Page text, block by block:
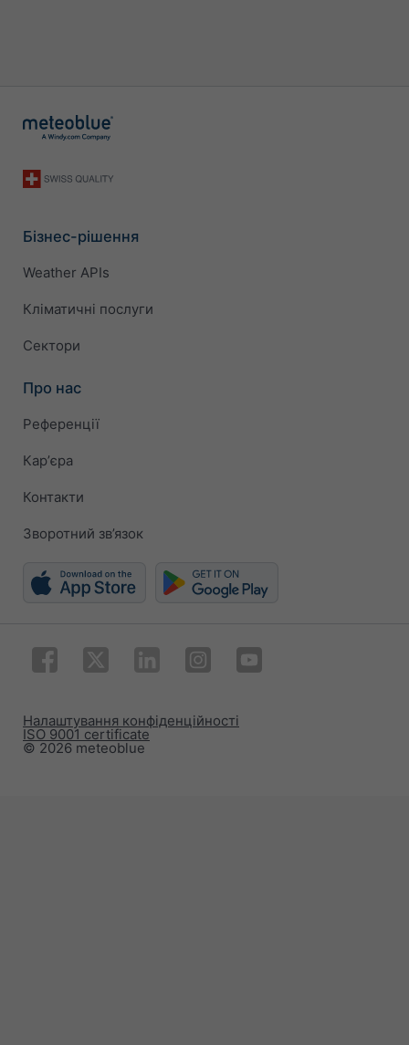
Бізнес-рішення
Weather APIs
Кліматичні послуги
Сектори
Про нас
Референції
Карʼєра
Контакти
Зворотний зв’язок
© 2026 meteoblue
ISO 9001 certificate
Налаштування конфіденційності